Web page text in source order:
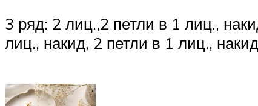
3 ряд: 2 лиц.,2 петли в 1 лиц.,
лиц., накид, 2 петли в 1 лиц.,